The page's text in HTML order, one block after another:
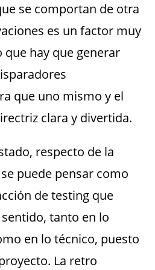
se comportan de otra
es un factor muy
hay que generar
que uno mismo y el
clara y divertida.
respecto de la
puede pensar como
de testing que
tanto en lo
en lo técnico, puesto
La retro